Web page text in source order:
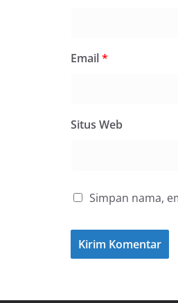
Email*
Situs Web
Simpan nama,